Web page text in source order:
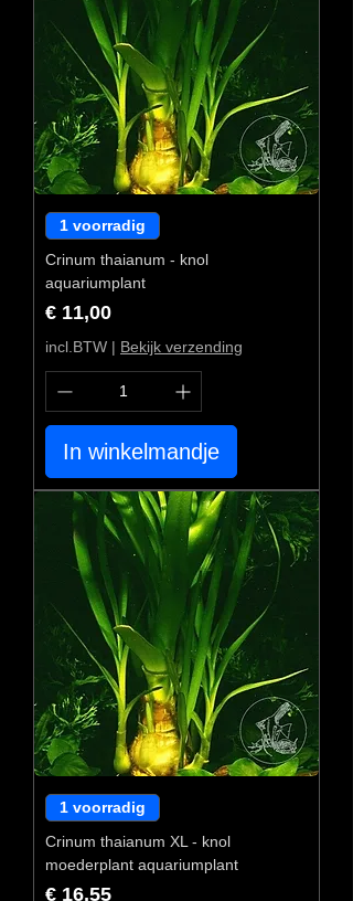
1 voorradig
Crinum thaianum - knol
aquariumplant
Prijs
€ 11,00
incl.BTW | Bekijk verzending
In winkelmandje
1 voorradig
Crinum thaianum XL - knol
moederplant aquariumplant
Prijs
€ 16,55